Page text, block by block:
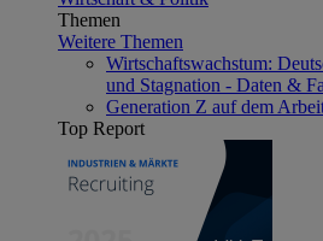
Themen
Weitere Themen
Wirtschaftswachstum:
und Stagnation - Daten &
Generation Z auf dem
Top Report